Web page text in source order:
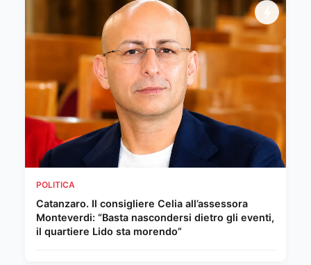
POLITICA
Catanzaro. Il consigliere Celia all’assessora
Monteverdi: “Basta nascondersi dietro gli eventi,
il quartiere Lido sta morendo”